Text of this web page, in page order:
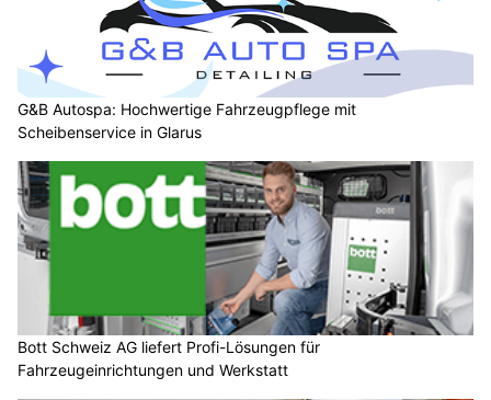
G&B Autospa: Hochwertige Fahrzeugpflege mit
Scheibenservice in Glarus
Bott Schweiz AG liefert Profi-Lösungen für
Fahrzeugeinrichtungen und Werkstatt